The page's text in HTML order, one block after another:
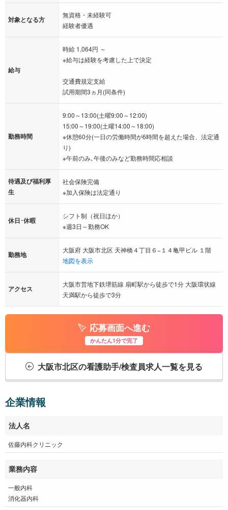
当院の雰囲気は一言で表すと、「非常に穏やか」です。院長先
生が非常に穏やかな性格なので、クリニックに集まるスタッフ
も自然と穏やかに働くことができています。人間関係にストレ
スを感じることなく、気持ちよく働くことができます。
あなたも当院で一緒に働きませんか？
ご応募、お待ちしております。
対象となる方
無資格・未経験可
経験者優遇
給与
時給 1,064円 ～
※給与は経験を考慮した上で決定
交通費規定支給
試用期間3ヵ月(同条件)
勤務時間
9:00～13:00(土曜9:00～12:00)
15:00～19:00(土曜14:00～18:00)
※休憩60分(一日の労働時間が6時間を超えた場合、法定通
り)
※午前のみ､午後のみなど勤務時間応相談
待遇及び福利厚
生
社会保険完備
※加入保険は法定通り
休日･休暇
シフト制（祝日ほか）
※週3日～勤務OK
勤務地
大阪府 大阪市北区 天神橋４丁目６−１４亀甲ビル １階
地図を表示
アクセス
大阪市営地下鉄堺筋線 扇町駅から徒歩で1分 大阪環状線
天満駅から徒歩で3分
応募画面へ進む
かんたん1分で完了
大阪市北区の看護助手/検査員求人一覧を見る
企業情報
法人名
佐藤内科クリニック
業務内容
一般内科
消化器内科